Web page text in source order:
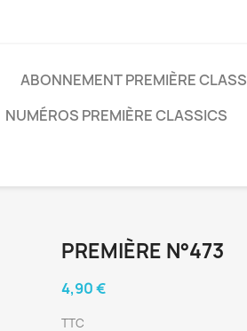
ABONNEMENT PREMIÈRE
NUMÉROS PREMIÈRE CLASSICS
PREMIÈRE N°473
4,90 €
TTC